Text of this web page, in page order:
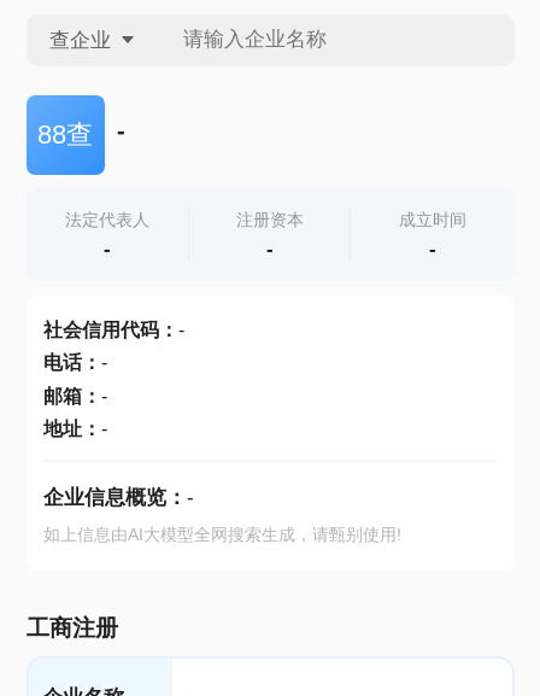
查企业
查企业
查产地
88查 -
法定代表人
-
注册资本
-
成立时间
-
社会信用代码： -
电话： -
邮箱： -
地址： -
企业信息概览： -
如上信息由AI大模型全网搜索生成，请甄别使用!
工商注册